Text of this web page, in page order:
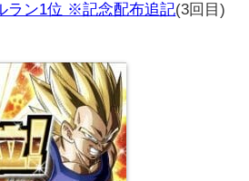
ラン1位 ※記念配布追記(3回目)